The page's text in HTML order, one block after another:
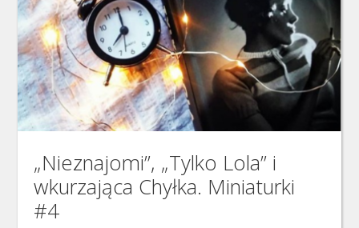
„Nieznajomi”, „Tylko Lola” i
wkurzająca Chyłka. Miniaturki
#4